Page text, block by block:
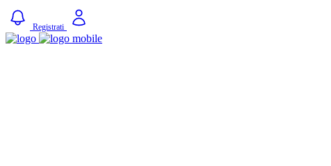
Registrati